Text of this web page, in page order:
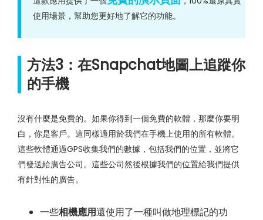
使用場景，幫助您更好地了解它的功能。
方法3：在Snapchat地圖上追蹤你
的手機
沒有什麼是免費的。如果你得到一個免費的軟體，那麼你要明
白，你是客戶。這同樣適用於我們在手機上使用的所有軟體。
這些軟體通過GPS收集我們的數據，包括我們的位置，並將它
們發送給廣告公司。這些公司然後根據我們的位置給我們提供
有針對性的廣告。
一些相機應用還使用了一種叫做地理標記的功